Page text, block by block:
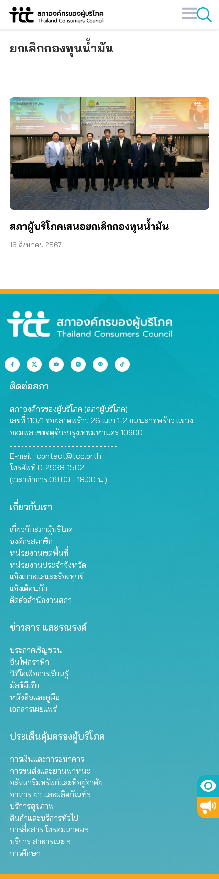
Skip
ยกเลิกกองทุนน้ำมัน
สภาผู้บริโภคเสนอยกเลิกกองทุนน้ำมัน
16 สิงหาคม 2567
ติดต่อสภา
สภาองค์กรของผู้บริโภค (สภาผู้บริโภค)
เลขที่ 110/1 ซอยลาดพร้าว 26 แยก 1-2 ถนนลาดพร้าว แขวง
จอมพล เขตจตุจักรกรุงเทพมหานคร 10900
E-mail : contact@tcc.or.th
โทรศัพท์ 0-2938-1502
(เวลาทำการ 09.00 - 18.00 น.)
เกี่ยวกับเรา
เกี่ยวกับสภาผู้บริโภค
องค์กรสมาชิก
หน่วยงานเขตพื้นที่
หน่วยงานประจำจังหวัด
แจ้งเบาะแสและร้องทุกข์
แจ้งเตือนภัย
ติดต่อสำนักงานสภา
ข่าวสาร และรณรงค์
ประกาศเชิญชวน
อินโฟกราฟิก
วิดีโอเพื่อการเรียนรู้
มัลติมีเดีย
หนังสือและคู่มือ
เอกสารเผยแพร่
ประเด็นคุ้มครองผู้บริโภค
การเงินและการธนาคาร
การขนส่งและยานพาหนะ
อสังหาริมทรัพย์และที่อยู่อาศัย
อาหาร ยา และผลิตภัณฑ์ฯ
บริการสุขภาพ
สินค้าและบริการทั่วไป
การสื่อสาร โทรคมนาคมฯ
บริการ สาธารณะ ฯ
การศึกษา